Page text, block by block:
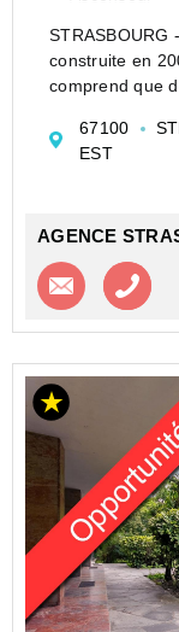
STRASBOURG
construite en
comprend que
entièreme...
67100
EST
AGENCE
Contacter